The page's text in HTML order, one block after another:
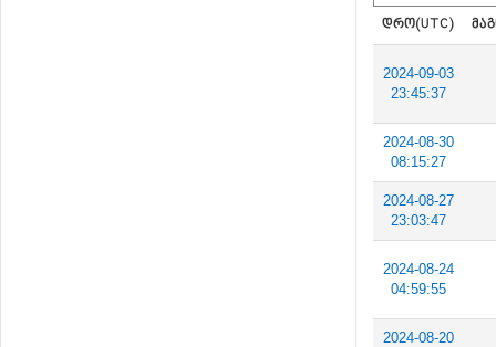
ᲓᲠᲝ(UTC)
2024-09-03
23:45:37
2024-08-30
08:15:27
2024-08-27
23:03:47
2024-08-24
04:59:55
2024-08-20